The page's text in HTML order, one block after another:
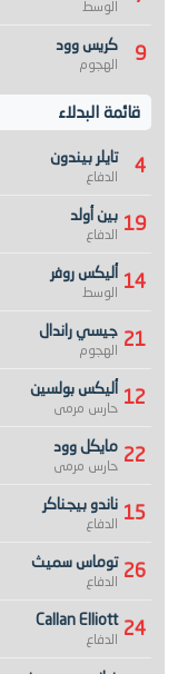
الوسط
9 كريس وود
الهجوم
قائمة البدلاء
4 تايلر بيندون
الدفاع
19 بين أولد
الدفاع
14 أليكس روفر
الوسط
21 جيسي راندال
الهجوم
12 أليكس بولسين
حارس مرمى
22 مايكل وود
حارس مرمى
15 ناندو بيجناكر
الدفاع
26 توماس سميث
الدفاع
24
Callan Elliott
الدفاع